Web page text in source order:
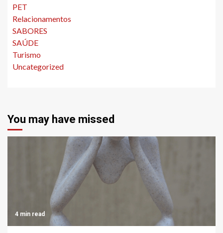
PET
Relacionamentos
SABORES
SAÚDE
Turismo
Uncategorized
You may have missed
4 min read